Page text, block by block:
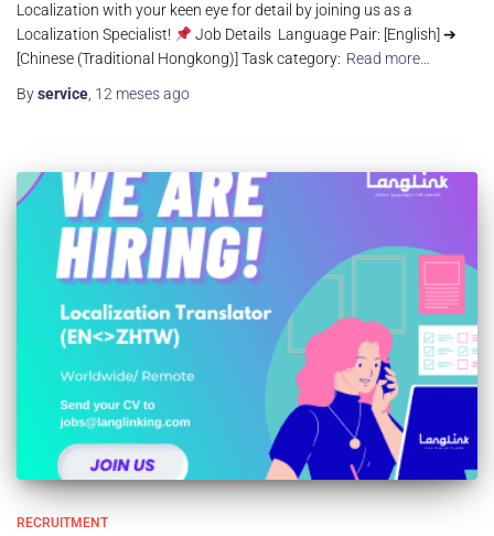
Localization with your keen eye for detail by joining us as a
Localization Specialist!
Job Details Language Pair: [English] ➔
[Chinese (Traditional Hongkong)] Task category: Read more…
Byservice, 12 mesesago
RECRUITMENT